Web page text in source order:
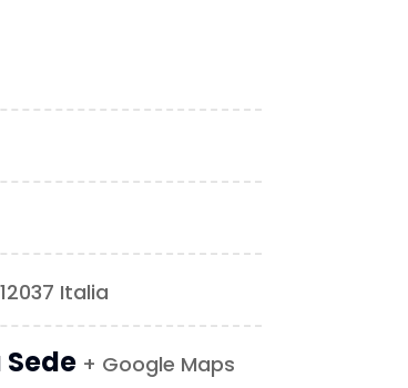
Italia
+ Google Maps